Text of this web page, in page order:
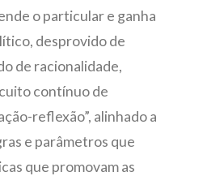
o particular e ganha
desprovido de
de racionalidade,
contínuo de
reflexão”, alinhado a
e parâmetros que
que promovam as